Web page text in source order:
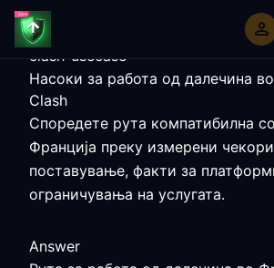
clash-usecase
Насоки за работа од далечина
Clash
Споредете рута компатибилна
Франција преку измерени
поставување, факти за
ограничувања на услугата.
Answer